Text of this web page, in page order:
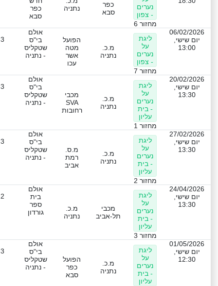
נערים
- צפון
מחזור 6
כפר
סבא
נתניה
כפר
סבא
06/02/2026
יום שישי,
13:00
ליגת
על
נערים
- צפון
מחזור 7
מ.כ.
נתניה
הפועל
מטה
אשר
עכו
אולם
בי"ס
שטקליס
- נתניה
20/02/2026
יום שישי,
13:30
ליגת
על
נערים
- בית
עליון
מחזור 1
מ.כ.
נתניה
מכבי
SVA
רחובות
אולם
בי"ס
שטקליס
- נתניה
27/02/2026
יום שישי,
13:30
ליגת
על
נערים
- בית
עליון
מחזור 2
מ.כ.
נתניה
מ.ס.
רמת
אביב
אולם
בי"ס
שטקליס
- נתניה
24/04/2026
יום שישי,
13:30
ליגת
על
נערים
- בית
עליון
מחזור 3
מכבי
תל-אביב
מ.כ.
נתניה
אולם
בית
ספר
גורדון
01/05/2026
יום שישי,
12:30
ליגת
על
נערים
- בית
עליון
מ.כ.
נתניה
הפועל
כפר
סבא
אולם
בי"ס
שטקליס
- נתניה